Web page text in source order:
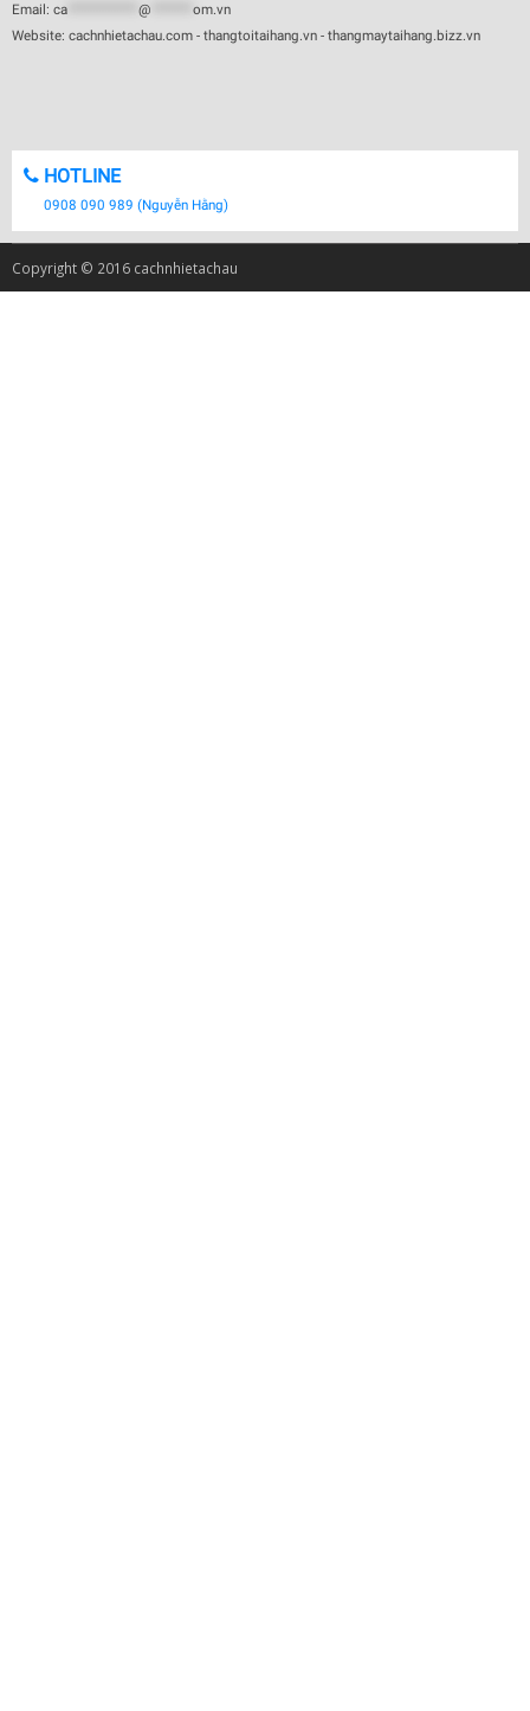
Email: ca @
om.vn
Website: cachnhietachau.com - thangtoitaihang.vn - thangmaytaihang.bizz.vn
HOTLINE
0908 090 989 (Nguyễn Hằng)
Copyright © 2016 cachnhietachau